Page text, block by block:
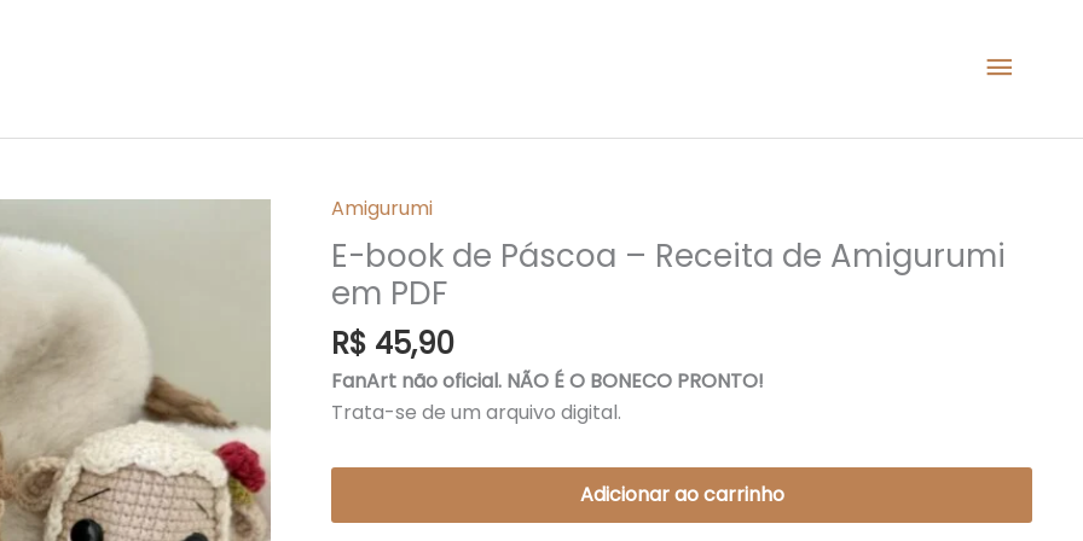
Amigurumi
E-book de Páscoa – Receita de Amigurumi
em PDF
R$ 45,90
FanArt não oficial. NÃO É O BONECO PRONTO!
Trata-se de um arquivo digital.
E-
book
de
Páscoa
-
Receita
de
em
quantidade
Adicionar ao carrinho